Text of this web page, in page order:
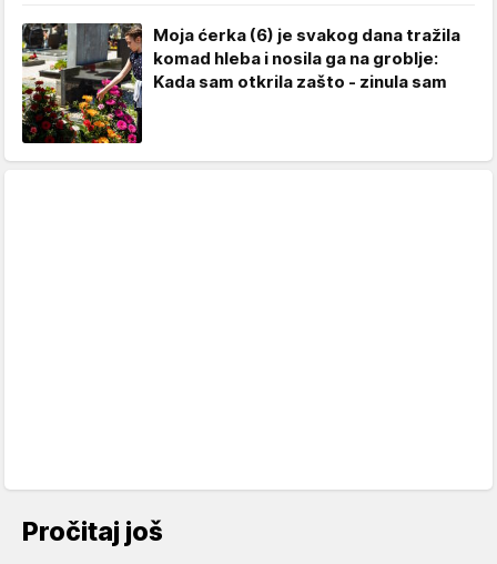
Moja ćerka (6) je svakog dana tražila
komad hleba i nosila ga na groblje:
Kada sam otkrila zašto - zinula sam
Pročitaj još